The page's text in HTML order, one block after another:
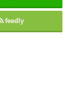
feedly